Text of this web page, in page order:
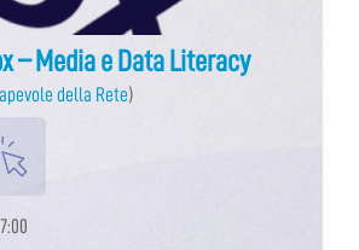
– Media e Data Literacy
della Rete)